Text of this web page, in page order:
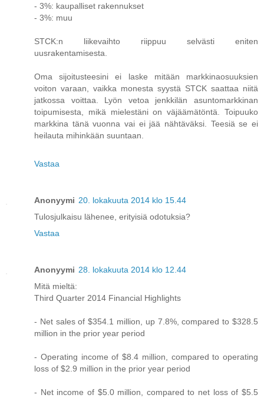
- 3%: kaupalliset rakennukset
- 3%: muu
STCK:n liikevaihto riippuu selvästi eniten
uusrakentamisesta.
Oma sijoitusteesini ei laske mitään markkinaosuuksien
voiton varaan, vaikka monesta syystä STCK saattaa niitä
jatkossa voittaa. Lyön vetoa jenkkilän asuntomarkkinan
toipumisesta, mikä mielestäni on väjäämätöntä. Toipuuko
markkina tänä vuonna vai ei jää nähtäväksi. Teesiä se ei
heilauta mihinkään suuntaan.
Vastaa
Anonyymi 20. lokakuuta 2014 klo 15.44
Tulosjulkaisu lähenee, erityisiä odotuksia?
Vastaa
Anonyymi 28. lokakuuta 2014 klo 12.44
Mitä mieltä:
Third Quarter 2014 Financial Highlights
- Net sales of $354.1 million, up 7.8%, compared to $328.5
million in the prior year period
- Operating income of $8.4 million, compared to operating
loss of $2.9 million in the prior year period
- Net income of $5.0 million, compared to net loss of $5.5